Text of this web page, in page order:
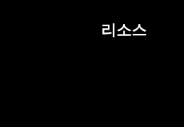
리소스